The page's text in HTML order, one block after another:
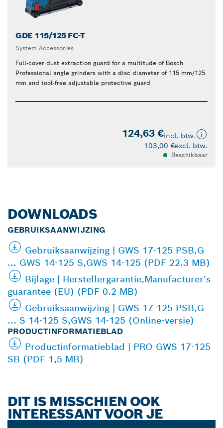
GDE 115/125 FC-T
System Accessories
Full-cover dust extraction guard for a multitude of Bosch
Professional angle grinders with a disc diameter of 115 mm/125
mm and tool-free adjustable protective guard
124,63 €incl. btw.
103,00 €excl. btw.
Beschikbaar
DOWNLOADS
GEBRUIKSAANWIJZING
Gebruiksaanwijzing | GWS 17-125 PSB,G
... GWS 14-125 S,GWS 14-125 (PDF 22.3 MB)
Bijlage | Herstellergarantie,Manufacturer's
guarantee (EU) (PDF 0.2 MB)
Gebruiksaanwijzing | GWS 17-125 PSB,G
... S 14-125 S,GWS 14-125 (Online-versie)
PRODUCTINFORMATIEBLAD
Productinformatieblad | PRO GWS 17-125
SB (PDF 1,5 MB)
DIT IS MISSCHIEN OOK
INTERESSANT VOOR JE